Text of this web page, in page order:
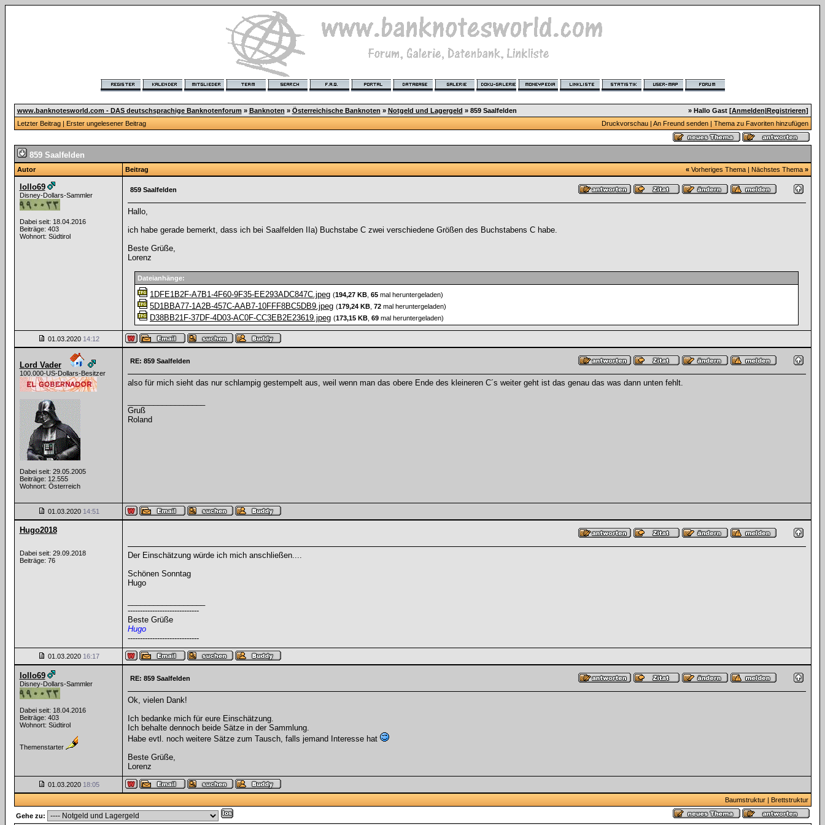
www.banknotesworld.com - DAS deutschsprachige Banknotenforum » Banknoten » Österreichische Banknoten » Notgeld und Lagergeld » 859 Saalfelden » Hallo Gast [Anmelden|Registrieren]
Letzter Beitrag| Erster ungelesener Beitrag Druckvorschau| An Freund senden| Thema zu Favoriten hinzufügen
859 Saalfelden
Autor Beitrag « Vorheriges Thema| Nächstes Thema »
lollo69
Disney-Dollars-Sammler
Dabei seit: 18.04.2016
Beiträge: 403
Wohnort: Südtirol
859 Saalfelden
Hallo,
ich habe gerade bemerkt, dass ich bei Saalfelden IIa) Buchstabe C zwei verschiedene Größen des Buchstabens C habe.
Beste Grüße,
Lorenz
Dateianhänge:
1DFE1B2F-A7B1-4F60-9F35-EE293ADC847C.jpeg (194,27 KB 65 mal heruntergeladen)
5D1BBA77-1A2B-457C-AAB7-10FFF8BC5DB9.jpeg (179,24 KB 72 mal heruntergeladen)
D38BB21F-37DF-4D03-AC0F-CC3EB2E23619.jpeg (173,15 KB 69 mal heruntergeladen)
01.03.2020 14:12
Lord Vader
100.000-US-Dollars-Besitzer
Dabei seit: 29.05.2005
Beiträge: 12.555
Wohnort: Österreich
RE: 859 Saalfelden
also für mich sieht das nur schlampig gestempelt aus, weil wenn man das obere Ende des kleineren C´s weiter geht ist das genau das was dann unten fehlt.
Gruß
Roland
01.03.2020 14:51
Hugo2018
Dabei seit: 29.09.2018
Beiträge: 76
Der Einschätzung würde ich mich anschließen....
Schönen Sonntag
Hugo
-----------------------------
Beste Grüße
Hugo
-----------------------------
01.03.2020 16:17
lollo69
Disney-Dollars-Sammler
Dabei seit: 18.04.2016
Beiträge: 403
Wohnort: Südtirol
Themenstarter
RE: 859 Saalfelden
Ok, vielen Dank!
Ich bedanke mich für eure Einschätzung.
Ich behalte dennoch beide Sätze in der Sammlung.
Habe evtl. noch weitere Sätze zum Tausch, falls jemand Interesse hat
Beste Grüße,
Lorenz
01.03.2020 18:05
Baumstruktur| Brettstruktur
Gehe zu: